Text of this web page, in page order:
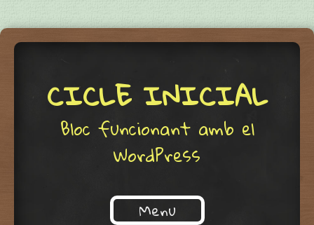
CICLE INICIAL
Bloc funcionant amb el
WordPress
Menu